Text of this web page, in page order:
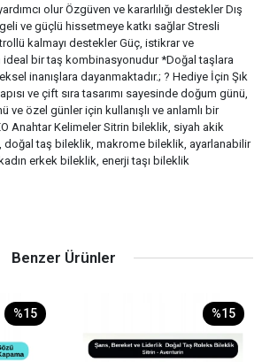
olur Özgüven ve kararlılığı destekler Dış
ve güçlü hissetmeye katkı sağlar Stresli
kalmayı destekler Güç, istikrar ve
ideal bir taş kombinasyonudur *Doğal taşlara
inanışlara dayanmaktadır.; ? Hediye İçin Şık
ve çift sıra tasarımı sayesinde doğum günü,
ve özel günler için kullanışlı ve anlamlı bir
Anahtar Kelimeler Sitrin bileklik, siyah akik
taş bileklik, makrome bileklik, ayarlanabilir
erkek bileklik, enerji taşı bileklik
Benzer Ürünler
%15 %15